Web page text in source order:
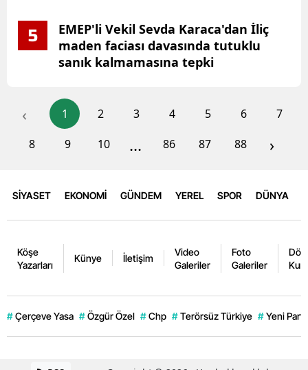
5
EMEP'li Vekil Sevda Karaca'dan İliç
maden faciası davasında tutuklu
sanık kalmamasına tepki
‹ 1 2 3 4 5 6
7
8
9 10 ... 86 87 88 ›
SİYASET EKONOMİ GÜNDEM YEREL SPOR DÜNYA
Köşe
Yazarları
Künye İletişim
Video
Galeriler
Foto
Galeriler
# Çerçeve Yasa # Özgür Özel # Chp # Terörsüz Türkiye # Yeni Parti